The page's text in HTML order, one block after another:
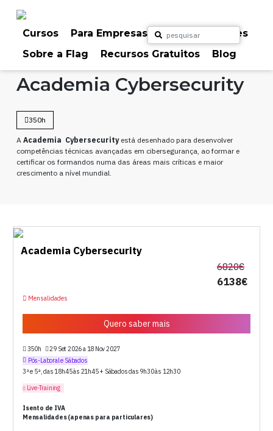
Cursos Para Empresas
Para Particulares
Sobre a Flag
Recursos Gratuitos Blog
Home Cursos Outros
Academia Cybersecurity
350h
A Academia Cybersecurityestá desenhado para desenvolver
competências técnicas avançadas em cibersegurança, ao formar e
certificar os formandos numa das áreas mais críticas e maior
crescimento a nível mundial.
Academia Cybersecurity
6820€
6138€
Mensalidades
Quero saber mais
350h
29 Set 2026 a 18 Nov 2027
Pós-Laboral e Sábados
3ª e 5ª, das 18h45 às 21h45 + Sábados das 9h30 às 12h30
Live-Training
Isento de IVA
Mensalidades (apenas para particulares)